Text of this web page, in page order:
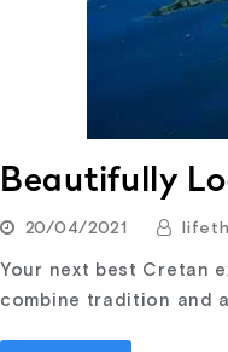
Beautifully
20/04/2021
Your next best Cretan
combine tradition and